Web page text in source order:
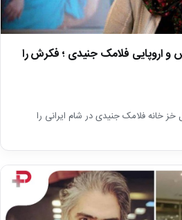
و اروپایی فلامک جنیدی ؛ فکرش را
خانه فلامک جنیدی در شام ایرانی را